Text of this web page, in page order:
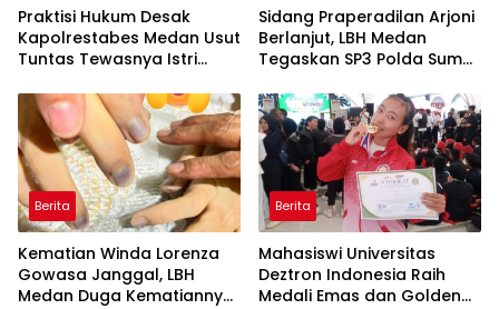
Praktisi Hukum Desak
Kapolrestabes Medan Usut
Tuntas Tewasnya Istri
Sidang Praperadilan Arjoni
Berlanjut, LBH Medan
Tegaskan SP3 Polda Sumut
Berita
Kematian Winda Lorenza
Gowasa Janggal, LBH
Medan Duga Kematiannya
Berita
Mahasiswi Universitas
Deztron Indonesia Raih
Medali Emas dan Golden